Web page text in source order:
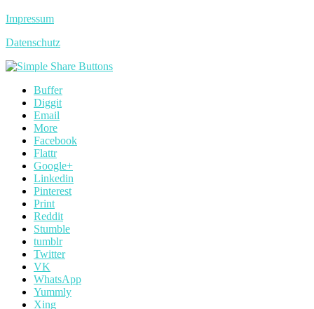
Impressum
Datenschutz
Buffer
Diggit
Email
More
Facebook
Flattr
Google+
Linkedin
Pinterest
Print
Reddit
Stumble
tumblr
Twitter
VK
WhatsApp
Yummly
Xing